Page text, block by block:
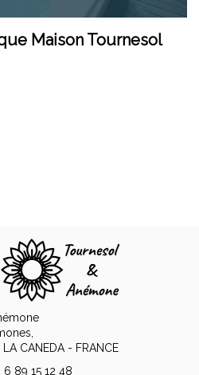
Maison Tournesol
CANEDA - FRANCE
6 89 15 12 48